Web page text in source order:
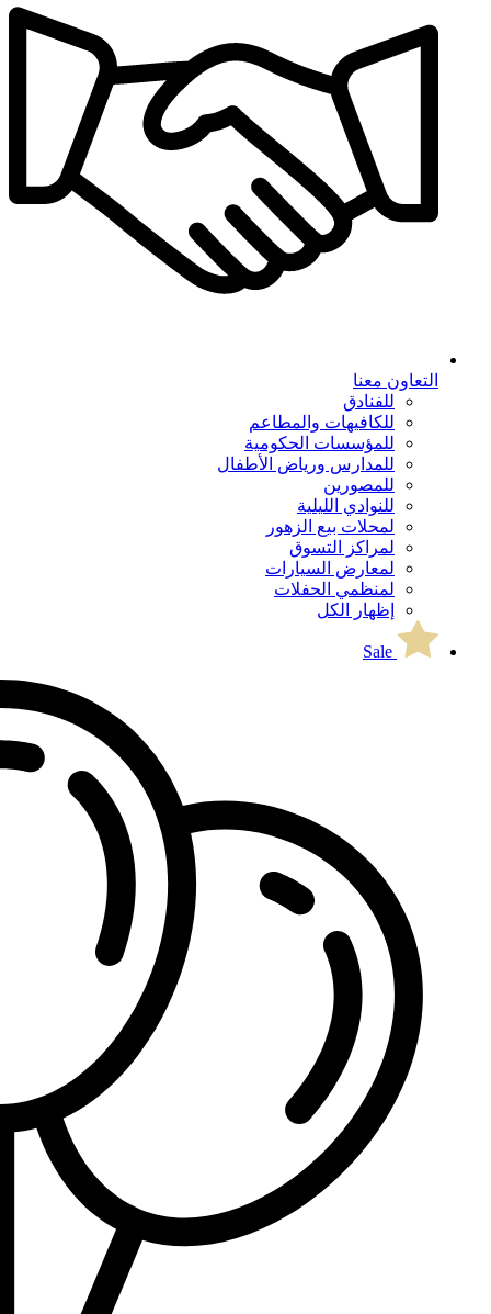
التعاون معنا
للفنادق
للكافيهات والمطاعم
للمؤسسات الحكومية
للمدارس ورياض الأطفال
للمصورين
للنوادي الليلية
لمحلات بيع الزهور
لمراكز التسوق
لمعارض السيارات
لمنظمي الحفلات
إظهار الكل